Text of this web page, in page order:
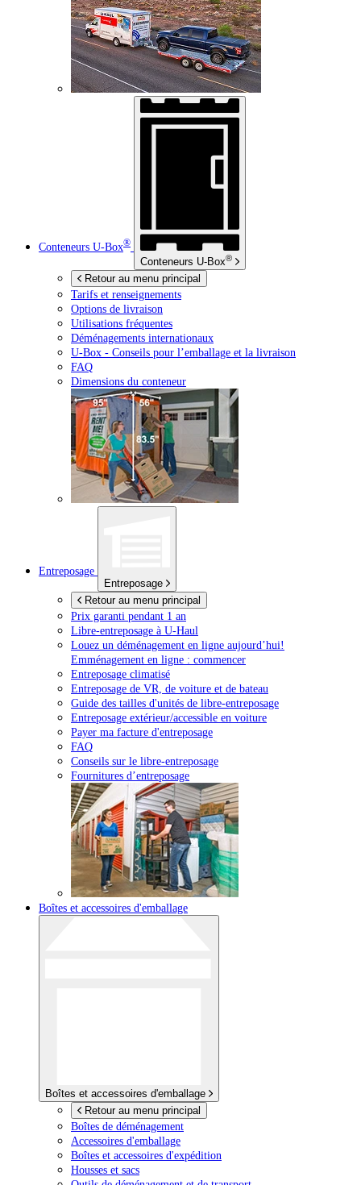
Conteneurs U-Box®
Conteneurs U-Box®
Retour au menu principal
Tarifs et renseignements
Options de livraison
Utilisations fréquentes
Déménagements internationaux
U-Box - Conseils pour l’emballage et la livraison
FAQ
Dimensions du conteneur
Entreposage
Entreposage
Retour au menu principal
Prix garanti pendant 1 an
Libre-entreposage à U-Haul
Louez un déménagement en ligne aujourd’hui!
Emménagement en ligne : commencer
Entreposage climatisé
Entreposage de VR, de voiture et de bateau
Guide des tailles d'unités de libre-entreposage
Entreposage extérieur/accessible en voiture
Payer ma facture d'entreposage
FAQ
Conseils sur le libre-entreposage
Fournitures d’entreposage
Boîtes et accessoires d'emballage
Boîtes et accessoires d'emballage
Retour au menu principal
Boîtes de déménagement
Accessoires d'emballage
Boîtes et accessoires d'expédition
Housses et sacs